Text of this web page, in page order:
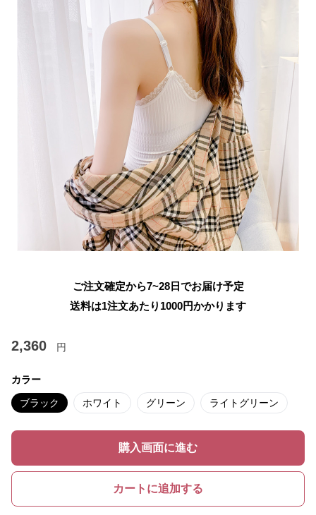
ご注文確定から7~28日でお届け予定
送料は1注文あたり 1000円かかります
2,360 円
カラー
ブラック ホワイト グリーン ライトグリーン
購入画面に進む
カートに追加する